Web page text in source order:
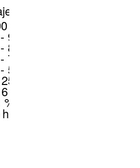
%
90 %
80 %
70 %
50 %
25 %
%
%